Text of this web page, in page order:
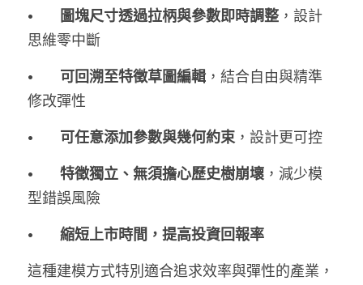
• 圖塊尺寸透過拉柄與參數即時調整 ，設計
思維零中斷
• 可回溯至特徵草圖編輯 ，結合自由與精準
修改彈性
• 可任意添加參數與幾何約束，設計更可控
• 特徵獨立、無須擔心歷史樹崩壞 ，減少模
型錯誤風險
• 縮短上市時間，提高投資回報率
這種建模方式特別適合追求效率與彈性的產業，